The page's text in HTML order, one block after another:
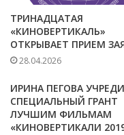
ТРИНАДЦАТАЯ
«КИНОВЕРТИКАЛЬ»
ОТКРЫВАЕТ ПРИЕМ
28.04.2026
ИРИНА ПЕГОВА
СПЕЦИАЛЬНЫЙ ГРАНТ
ЛУЧШИМ ФИЛЬМАМ
«КИНОВЕРТИКАЛИ